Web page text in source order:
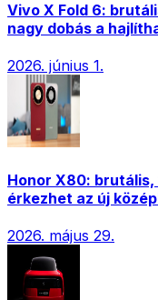
Vivo X Fold 6:
nagy dobás a
2026. június 1.
Honor X80:
érkezhet az új
2026. május 29.